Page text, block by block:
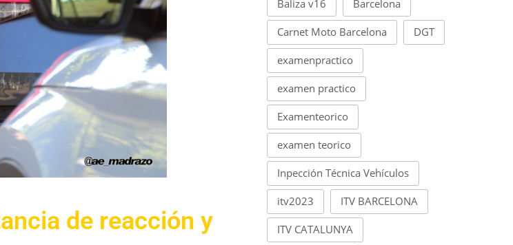
de reacción y
Baliza v16 Barcelona
Carnet Moto Barcelona DGT
examenpractico
examen practico
Examenteorico
examen teorico
Inpección Técnica Vehículos
itv2023 ITV BARCELONA
ITV CATALUNYA